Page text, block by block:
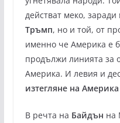
действат меко,
Тръмп, но и той, от
именно че Америка е
продължи линията за
Америка. И левия и
изтегляне на
В речта на Байдън на